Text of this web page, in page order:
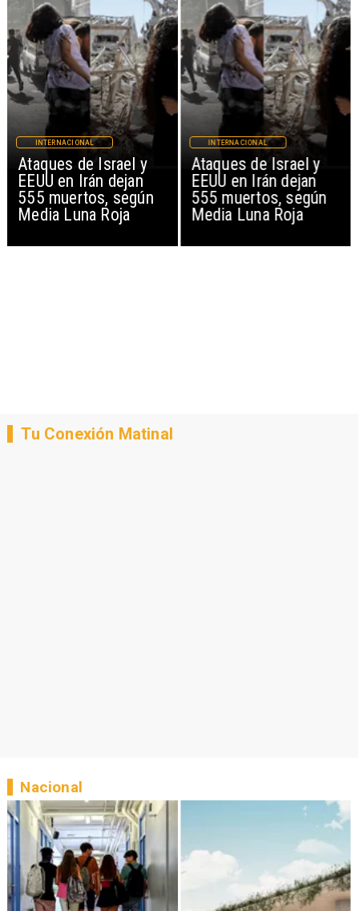
Ataques de Israel y
EEUU en Irán dejan
555 muertos, según
Media Luna Roja
INTERNACIONAL
Ataques de Israel y
EEUU en Irán dejan
555 muertos, según
Media Luna Roja
INTERNACIONAL
Tu Conexión Matinal
Nacional